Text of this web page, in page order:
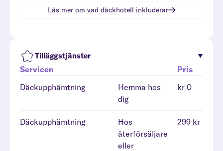
Läs mer om vad däckhotell inkluderar
Tilläggstjänster
Servicen
Pris
Däckupphämtning
Hemma hos
dig
kr 0
Däckupphämtning
Hos
återförsäljare
eller
299 kr